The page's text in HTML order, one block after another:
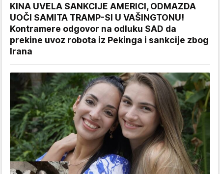
KINA UVELA SANKCIJE AMERICI, ODMAZDA
UOČI SAMITA TRAMP-SI U VAŠINGTONU!
Kontramere odgovor na odluku SAD da
prekine uvoz robota iz Pekinga i sankcije zbog
Irana